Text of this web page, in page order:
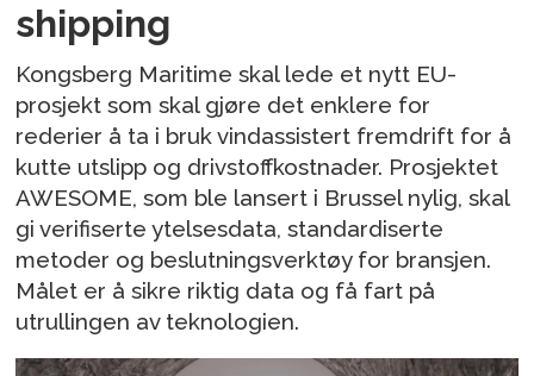
shipping
Kongsberg Maritime skal lede et nytt EU-
prosjekt som skal gjøre det enklere for
rederier å ta i bruk vindassistert fremdrift for å
kutte utslipp og drivstoffkostnader. Prosjektet
AWESOME, som ble lansert i Brussel nylig, skal
gi verifiserte ytelsesdata, standardiserte
metoder og beslutningsverktøy for bransjen.
Målet er å sikre riktig data og få fart på
utrullingen av teknologien.